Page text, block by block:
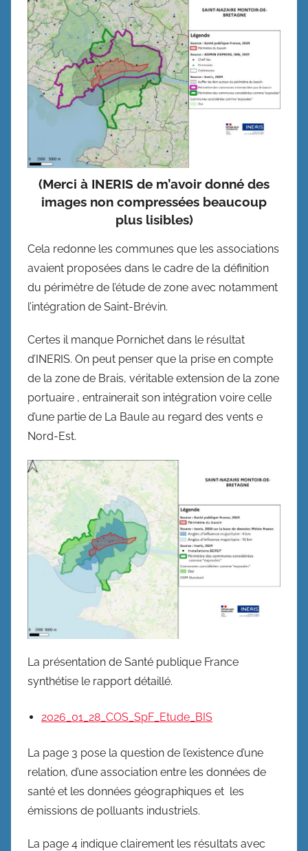
(Merci à INERIS de m’avoir donné des
images non compressées beaucoup
plus lisibles)
Cela redonne les communes que les associations
avaient proposées dans le cadre de la définition
du périmètre de l’étude de zone avec notamment
l’intégration de Saint-Brévin.
Certes il manque Pornichet dans le résultat
d’INERIS. On peut penser que la prise en compte
de la zone de Brais, véritable extension de la zone
portuaire , entrainerait son intégration voire celle
d’une partie de La Baule au regard des vents e
Nord-Est.
La présentation de Santé publique France
synthétise le rapport détaillé.
2026_01_28_COS_SpF_Etude_BIS
La page 3 pose la question de l’existence d’une
relation, d’une association entre les données de
santé et les données géographiques et les
émissions de polluants industriels.
La page 4 indique clairement les résultats avec